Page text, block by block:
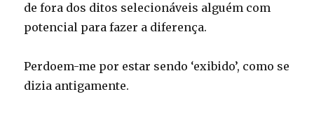
de fora dos ditos selecionáveis alguém com
potencial para fazer a diferença.
Perdoem-me por estar sendo ‘exibido’, como se
dizia antigamente.